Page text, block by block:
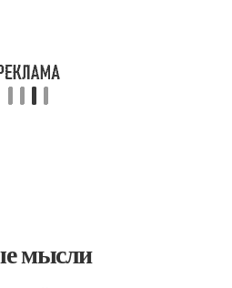
мысли